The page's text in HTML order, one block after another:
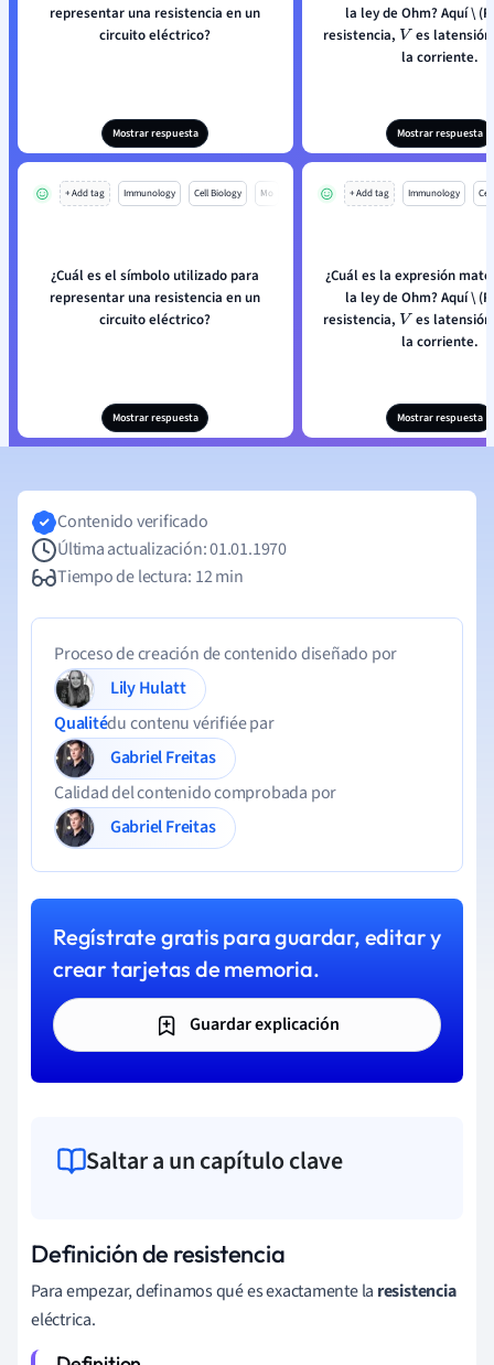
representar una resistencia en un
circuito eléctrico?
Mostrar respuesta
la ley de Ohm? Aquí \
resistencia, V es latensión
la corriente.
Mostrar respuesta
+ Add tag Immunology Cell Biology Mo
¿Cuál es el símbolo utilizado para
representar una resistencia en un
circuito eléctrico?
Mostrar respuesta
+ Add tag Immunology
¿Cuál es la expresión
la ley de Ohm? Aquí \
resistencia, V es latensión
la corriente.
Mostrar respuesta
Contenido verificado
Última actualización: 01.01.1970
Tiempo de lectura: 12 min
Proceso de creación de contenido diseñado por
Lily Hulatt
Qualitédu contenu vérifiée par
Gabriel Freitas
Calidad del contenido comprobada por
Gabriel Freitas
Regístrate gratis para guardar, editar y
crear tarjetas de memoria.
Guardar explicación
Saltar a un capítulo clave
Definición de resistencia
Para empezar, definamos qué es exactamente la resistencia
eléctrica.